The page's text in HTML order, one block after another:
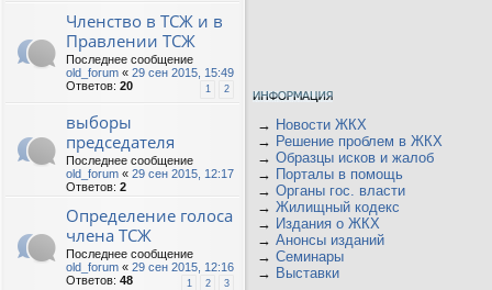
Членство в ТСЖ и в
Правлении ТСЖ
Последнее сообщение
old_forum « 29 сен 2015, 15:49
Ответов: 20 1 2
выборы
председателя
Последнее сообщение
old_forum « 29 сен 2015, 12:17
Ответов: 2
Определение голоса
члена ТСЖ
Последнее сообщение
old_forum « 29 сен 2015, 12:16
Ответов: 48 1 2 3
→ Новости ЖКХ
→ Решение проблем в ЖКХ
→ Образцы исков и жалоб
→ Порталы в помощь
→ Органы гос. власти
→ Жилищный кодекс
→ Издания о ЖКХ
→ Анонсы изданий
→ Семинары
→ Выставки